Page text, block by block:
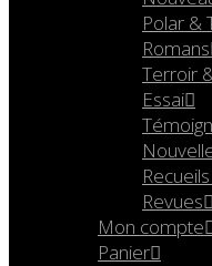
Polar &
Romans
Terroir
Essai
Revues
Mon compte
Panier